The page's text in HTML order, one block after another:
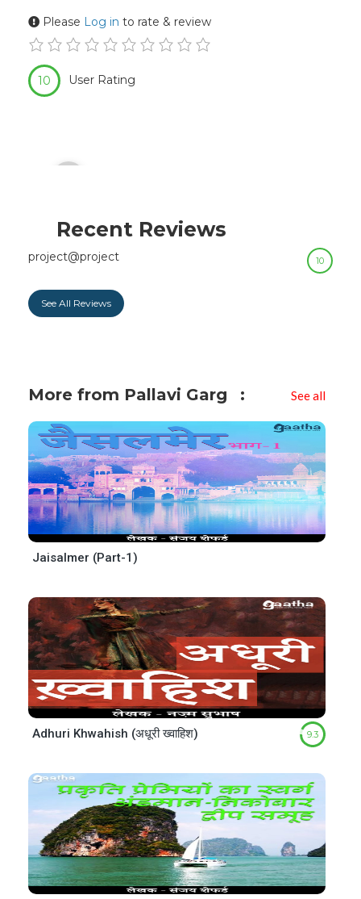
Please Log in to rate & review
User Rating
10
Player
Recent Reviews
10
project@project
See All Reviews
More from Pallavi Garg See all
Jaisalmer (Part-1)
Adhuri Khwahish (अधूरी ख्वाहिश) 9.3